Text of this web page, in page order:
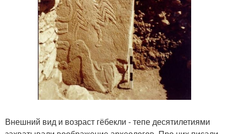
Внешний вид и возраст гёбекли - тепе десятилетиями